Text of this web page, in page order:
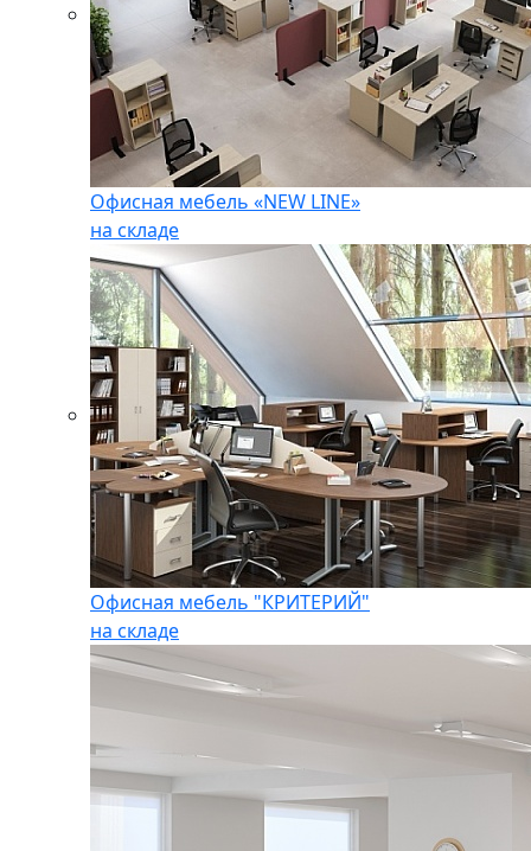
Офисная мебель «NEW LINE»
на складе
Офисная мебель "КРИТЕРИЙ"
на складе